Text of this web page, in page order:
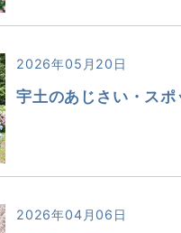
2026年05月20日
宇土のあじさい・スポ
2026年04月06日